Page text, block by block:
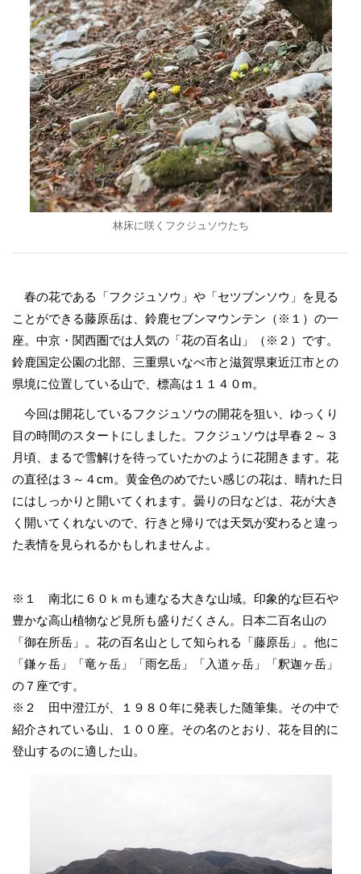
林床に咲くフクジュソウたち
春の花である「フクジュソウ」や「セツブンソウ」を見る
ことができる藤原岳は、鈴鹿セブンマウンテン（※１）の一
座。中京・関西圏では人気の「花の百名山」（※２）です。
鈴鹿国定公園の北部、三重県いなべ市と滋賀県東近江市との
県境に位置している山で、標高は１１４０m。
今回は開花しているフクジュソウの開花を狙い、ゆっくり
目の時間のスタートにしました。フクジュソウは早春２～３
月頃、まるで雪解けを待っていたかのように花開きます。花
の直径は３～４cm。黄金色のめでたい感じの花は、晴れた日
にはしっかりと開いてくれます。曇りの日などは、花が大き
く開いてくれないので、行きと帰りでは天気が変わると違っ
た表情を見られるかもしれませんよ。
※１ 南北に６０ｋｍも連なる大きな山域。印象的な巨石や
豊かな高山植物など見所も盛りだくさん。日本二百名山の
「御在所岳」。花の百名山として知られる「藤原岳」。他に
「鎌ヶ岳」「竜ヶ岳」「雨乞岳」「入道ヶ岳」「釈迦ヶ岳」
の７座です。
※２ 田中澄江が、１９８０年に発表した随筆集。その中で
紹介されている山、１００座。その名のとおり、花を目的に
登山するのに適した山。